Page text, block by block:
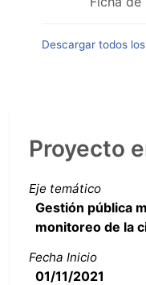
Descargar todos
Proyecto
Eje temático
Gestión pública
monitoreo de la
Fecha Inicio
01/11/2021